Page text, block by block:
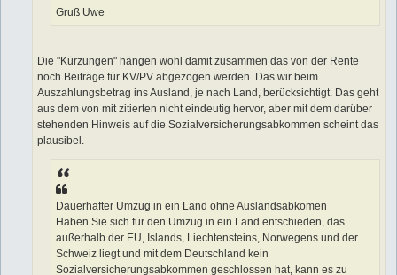
Gruß Uwe
Die "Kürzungen" hängen wohl damit zusammen das von der Rente
noch Beiträge für KV/PV abgezogen werden. Das wir beim
Auszahlungsbetrag ins Ausland, je nach Land, berücksichtigt. Das geht
aus dem von mit zitierten nicht eindeutig hervor, aber mit dem darüber
stehenden Hinweis auf die Sozialversicherungsabkommen scheint das
plausibel.
Dauerhafter Umzug in ein Land ohne Auslandsabkomen
Haben Sie sich für den Umzug in ein Land entschieden, das
außerhalb der EU, Islands, Liechtensteins, Norwegens und der
Schweiz liegt und mit dem Deutschland kein
Sozialversicherungsabkommen geschlossen hat, kann es zu